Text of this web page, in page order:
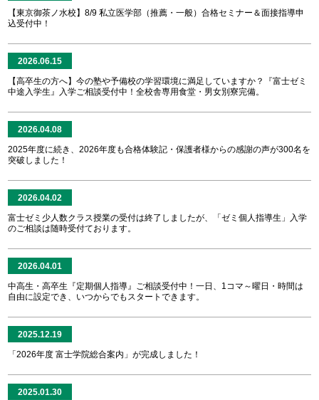
【東京御茶ノ水校】8/9 私立医学部（推薦・一般）合格セミナー＆面接指導申
込受付中！
2026.06.15
【高卒生の方へ】今の塾や予備校の学習環境に満足していますか？『富士ゼミ
中途入学生』入学ご相談受付中！全校舎専用食堂・男女別寮完備。
2026.04.08
2025年度に続き、2026年度も合格体験記・保護者様からの感謝の声が300名を
突破しました！
2026.04.02
富士ゼミ少人数クラス授業の受付は終了しましたが、「ゼミ個人指導生」入学
のご相談は随時受付ております。
2026.04.01
中高生・高卒生『定期個人指導』ご相談受付中！一日、1コマ～曜日・時間は
自由に設定でき、いつからでもスタートできます。
2025.12.19
「2026年度 富士学院総合案内」が完成しました！
2025.01.30